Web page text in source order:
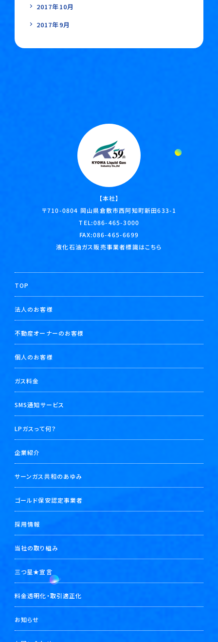
2017年10月
2017年9月
【本社】
〒710-0804 岡山県倉敷市西阿知町新田633-1
TEL:086-465-3000
FAX:086-465-6699
液化石油ガス販売事業者標識はこちら
TOP
法人のお客様
不動産オーナーのお客様
個人のお客様
ガス料金
SMS通知サービス
LPガスって何？
企業紹介
サーンガス共和のあゆみ
ゴールド保安認定事業者
採用情報
当社の取り組み
三つ星★宣言
料金透明化・取引適正化
お知らせ